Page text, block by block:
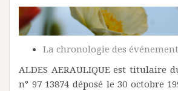
La chronologie des
ALDES AERAULIQUE est titulaire
n° 97 13874 déposé le 30 octobre